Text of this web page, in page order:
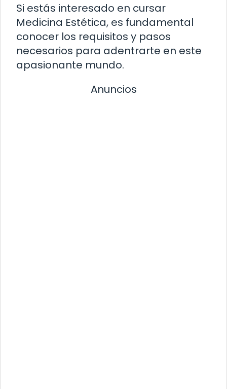
Si estás interesado en cursar
Medicina Estética, es fundamental
conocer los requisitos y pasos
necesarios para adentrarte en este
apasionante mundo.
Anuncios